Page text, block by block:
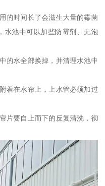
的时间长了会滋生大量的霉菌
水池中可以加些防霉剂、无泡
的水全部换掉，并清理水池中
着在水帘上，上水管必须加过
片要自上而下的反复清洗，彻